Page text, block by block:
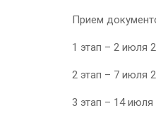
Прием
1 этап – 2 июля
2 этап – 7 июля
3 этап – 14 июля